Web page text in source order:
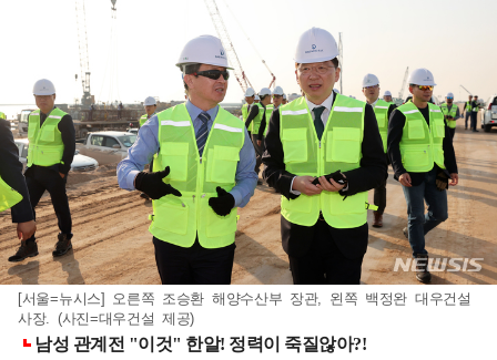
[서울=뉴시스] 오른쪽 조승환 해양수산부 장관, 왼쪽 백정완 대우건설
사장. (사진=대우건설 제공)